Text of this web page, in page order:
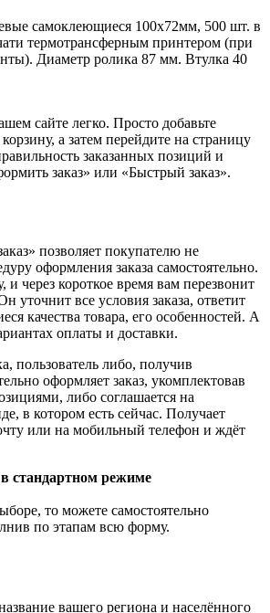
самоклеющиеся 100х72мм, 500 шт. в
термотрансферным принтером (при
Диаметр ролика 87 мм. Втулка 40
сайте легко. Просто добавьте
а затем перейдите на страницу
заказанных позиций и
заказ» или «Быстрый заказ».
позволяет покупателю не
оформления заказа самостоятельно.
и через короткое время вам перезвонит
уточнит все условия заказа, ответит
качества товара, его особенностей. А
оплаты и доставки.
пользователь либо, получив
оформляет заказ, укомплектовав
либо соглашается на
в котором есть сейчас. Получает
или на мобильный телефон и ждёт
стандартном режиме
то можете самостоятельно
по этапам всю форму.
вашего региона и населённого